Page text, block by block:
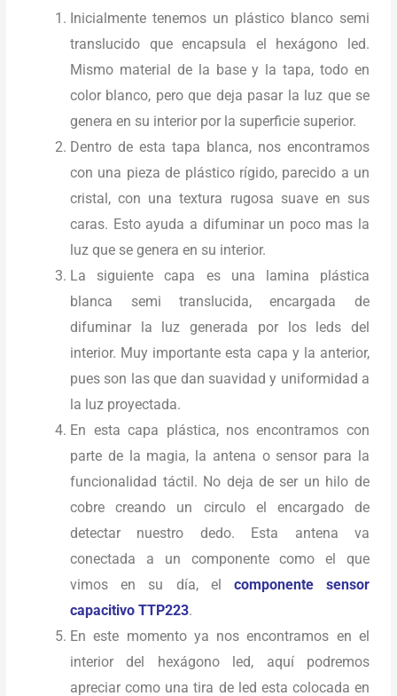
Inicialmente tenemos un plástico blanco semi
translucido que encapsula el hexágono led.
Mismo material de la base y la tapa, todo en
color blanco, pero que deja pasar la luz que se
genera en su interior por la superficie superior.
Dentro de esta tapa blanca, nos encontramos
con una pieza de plástico rígido, parecido a un
cristal, con una textura rugosa suave en sus
caras. Esto ayuda a difuminar un poco mas la
luz que se genera en su interior.
La siguiente capa es una lamina plástica
blanca semi translucida, encargada de
difuminar la luz generada por los leds del
interior. Muy importante esta capa y la anterior,
pues son las que dan suavidad y uniformidad a
la luz proyectada.
En esta capa plástica, nos encontramos con
parte de la magia, la antena o sensor para la
funcionalidad táctil. No deja de ser un hilo de
cobre creando un circulo el encargado de
detectar nuestro dedo. Esta antena va
conectada a un componente como el que
vimos en su día, el componente sensor
capacitivo TTP223.
En este momento ya nos encontramos en el
interior del hexágono led, aquí podremos
apreciar como una tira de led esta colocada en